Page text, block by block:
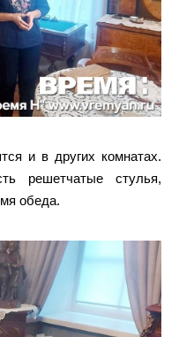
и в других комнатах.
решетчатые стулья,
обеда.